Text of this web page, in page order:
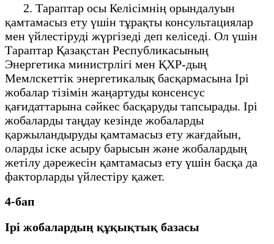
2. Тараптар осы Келісімнің орындалуын
қамтамасыз ету үшін тұрақты консультациялар
мен үйлестіруді жүргізеді деп келіседі. Ол үшін
Тараптар Қазақстан Республикасының
Энергетика министрлігі мен ҚХР-дың
Мемлскеттік энергетикалық басқармасына Ірі
жобалар тізімін жаңартуды консенсус
қағидаттарына сәйкес басқаруды тапсырады. Ірі
жобаларды таңдау кезінде жобаларды
қаржыландыруды қамтамасыз ету жағдайын,
оларды іске асыру барысын және жобалардың
жетілу дәрежесін қамтамасыз ету үшін басқа да
факторларды үйлестіру қажет.
4-бап
Ірі жобалардың құқықтық базасы